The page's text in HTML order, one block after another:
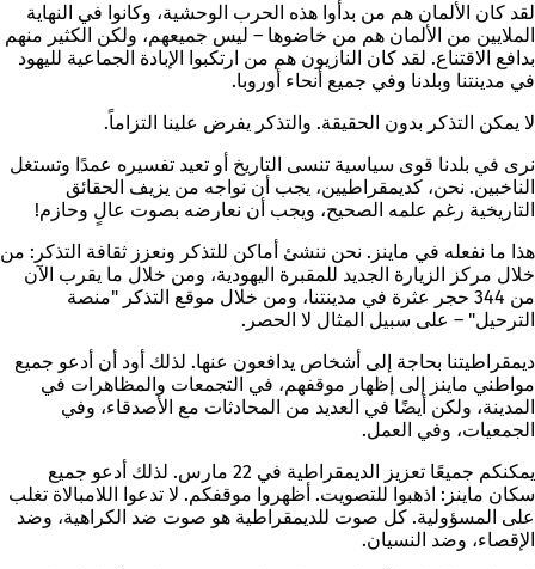
لقد كان الألمان هم من بدأوا هذه الحرب الوحشية، وكانوا في النهاية
الملايين من الألمان هم من خاضوها – ليس جميعهم، ولكن الكثير منهم
بدافع الاقتناع. لقد كان النازيون هم من ارتكبوا الإبادة الجماعية لليهود
في مدينتنا وبلدنا وفي جميع أنحاء أوروبا.
لا يمكن التذكر بدون الحقيقة. والتذكر يفرض علينا التزاماً.
نرى في بلدنا قوى سياسية تنسى التاريخ أو تعيد تفسيره عمدًا وتستغل
الناخبين. نحن، كديمقراطيين، يجب أن نواجه من يزيف الحقائق
التاريخية رغم علمه الصحيح، ويجب أن نعارضه بصوت عالٍ وحازم!
هذا ما نفعله في ماينز. نحن ننشئ أماكن للتذكر ونعزز ثقافة التذكر: من
خلال مركز الزيارة الجديد للمقبرة اليهودية، ومن خلال ما يقرب الآن
من 344 حجر عثرة في مدينتنا، ومن خلال موقع التذكر "منصة
الترحيل" – على سبيل المثال لا الحصر.
ديمقراطيتنا بحاجة إلى أشخاص يدافعون عنها. لذلك أود أن أدعو جميع
مواطني ماينز إلى إظهار موقفهم، في التجمعات والمظاهرات في
المدينة، ولكن أيضًا في العديد من المحادثات مع الأصدقاء، وفي
الجمعيات، وفي العمل.
يمكنكم جميعًا تعزيز الديمقراطية في 22 مارس. لذلك أدعو جميع
سكان ماينز: اذهبوا للتصويت. أظهروا موقفكم. لا تدعوا اللامبالاة تغلب
على المسؤولية. كل صوت للديمقراطية هو صوت ضد الكراهية، وضد
الإقصاء، وضد النسيان.